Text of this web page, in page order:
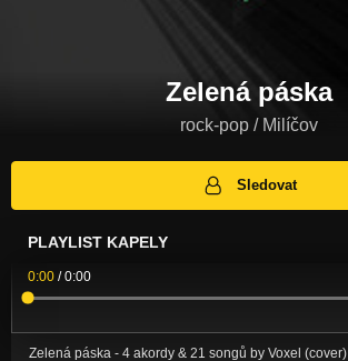
Zelená páska
rock-pop / Milíčov
Sledovat
PLAYLIST KAPELY
0:00 /0:00
Zelená páska - 4 akordy & 21 songů by Voxel (cover)